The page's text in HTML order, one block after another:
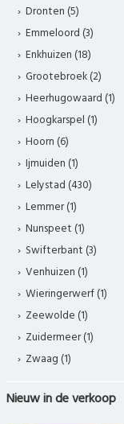
Dronten (5)
Emmeloord (3)
Enkhuizen (18)
Grootebroek (2)
Heerhugowaard (1)
Hoogkarspel (1)
Hoorn (6)
Ijmuiden (1)
Lelystad (430)
Lemmer (1)
Nunspeet (1)
Swifterbant (3)
Venhuizen (1)
Wieringerwerf (1)
Zeewolde (1)
Zuidermeer (1)
Zwaag (1)
Nieuw in de verkoop